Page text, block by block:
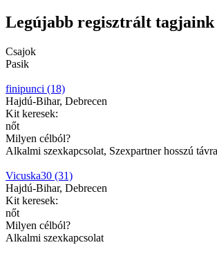
Legújabb regisztrált tagjaink
Csajok
Pasik
finipunci (18)
Hajdú-Bihar, Debrecen
Kit keresek:
nőt
Milyen célból?
Alkalmi szexkapcsolat, Szexpartner hosszú távra
Vicuska30 (31)
Hajdú-Bihar, Debrecen
Kit keresek:
nőt
Milyen célból?
Alkalmi szexkapcsolat